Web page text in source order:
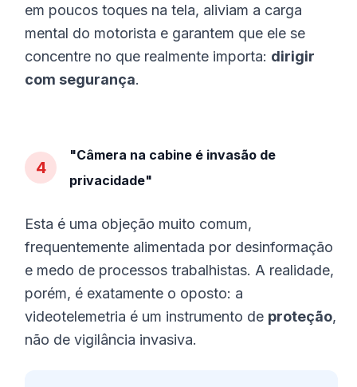
em poucos toques na tela, aliviam a carga
mental do motorista e garantem que ele se
concentre no que realmente importa: dirigir
com segurança.
4
"Câmera na cabine é invasão de
privacidade"
Esta é uma objeção muito comum,
frequentemente alimentada por desinformação
e medo de processos trabalhistas. A realidade,
porém, é exatamente o oposto: a
videotelemetria é um instrumento de proteção,
não de vigilância invasiva.